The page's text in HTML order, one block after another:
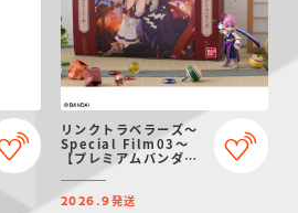
リンクトラベラーズ～
Special Film03～
【プレミアムバンダイ
2026.9発送